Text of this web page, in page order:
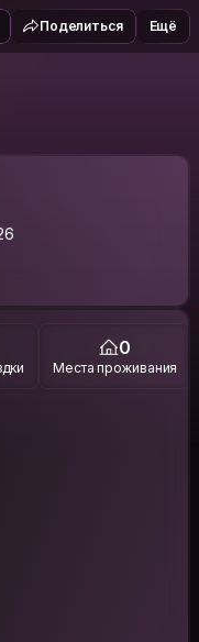
Поделиться Ещё
0
Места проживания